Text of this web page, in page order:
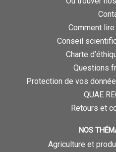
Comment
Conseil
Charte
Questions
Protection de vos
QUAE
Retours et
NOS
Agriculture et